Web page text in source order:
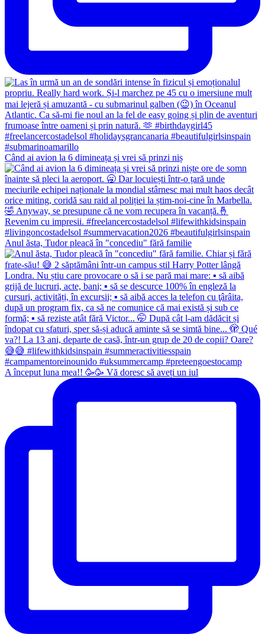
Când ai avion la 6 dimineața și vrei să prinzi niș
Anul ăsta, Tudor pleacă în "concediu" fără familie
A început luna mea!! 🥳🥳 Vă doresc să aveți un iul